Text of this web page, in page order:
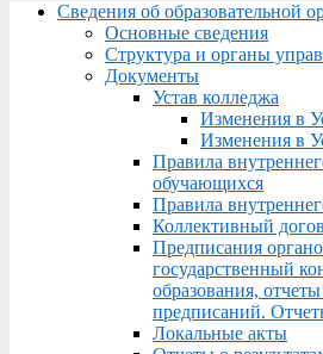
Menu
Сведения об образовательной
Основные сведения
Структура и органы
Документы
Устав колледжа
Изменения в
Изменения в
Правила
обучающихся
Правила
Коллективный
Предписания
государственный
образования,
предписаний.
Локальные акты